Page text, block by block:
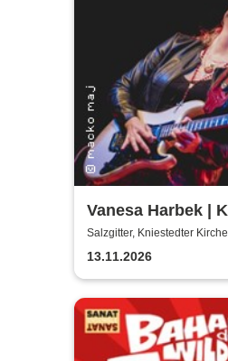
Vanesa Harbek | Kniestedter
Kirche
Salzgitter, Kniestedter Kirche
13.11.2026